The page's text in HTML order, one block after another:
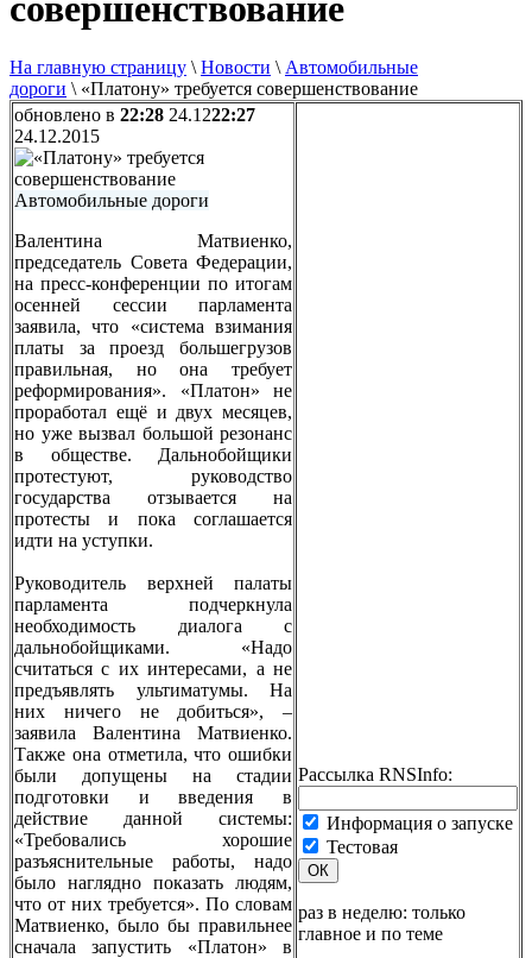
совершенствование
На главную страницу \ Новости \ Автомобильные
дороги \ «Платону» требуется совершенствование
обновлено в 22:28 24.1222:27
24.12.2015
Автомобильные дороги
Валентина Матвиенко,
председатель Совета Федерации,
на пресс-конференции по итогам
осенней сессии парламента
заявила, что «система взимания
платы за проезд большегрузов
правильная, но она требует
реформирования». «Платон» не
проработал ещё и двух месяцев,
но уже вызвал большой резонанс
в обществе. Дальнобойщики
протестуют, руководство
государства отзывается на
протесты и пока соглашается
идти на уступки.
Руководитель верхней палаты
парламента подчеркнула
необходимость диалога с
дальнобойщиками. «Надо
считаться с их интересами, а не
предъявлять ультиматумы. На
них ничего не добиться», –
заявила Валентина Матвиенко.
Также она отметила, что ошибки
были допущены на стадии
подготовки и введения в
действие данной системы:
«Требовались хорошие
разъяснительные работы, надо
было наглядно показать людям,
что от них требуется». По словам
Матвиенко, было бы правильнее
сначала запустить «Платон» в
Рассылка RNSInfo:
Информация о запуске
Тестовая
ОК
раз в неделю: только
главное и по теме